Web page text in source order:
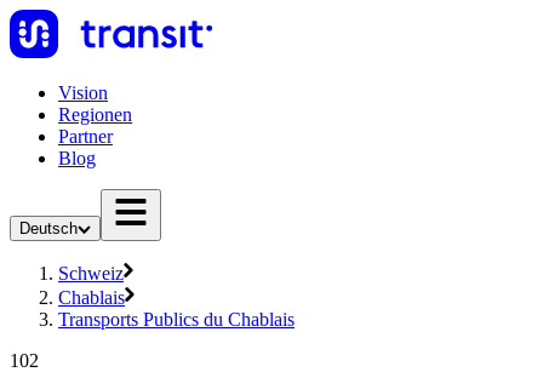
Vision
Regionen
Partner
Blog
Deutsch
Schweiz
Chablais
Transports Publics du Chablais
102